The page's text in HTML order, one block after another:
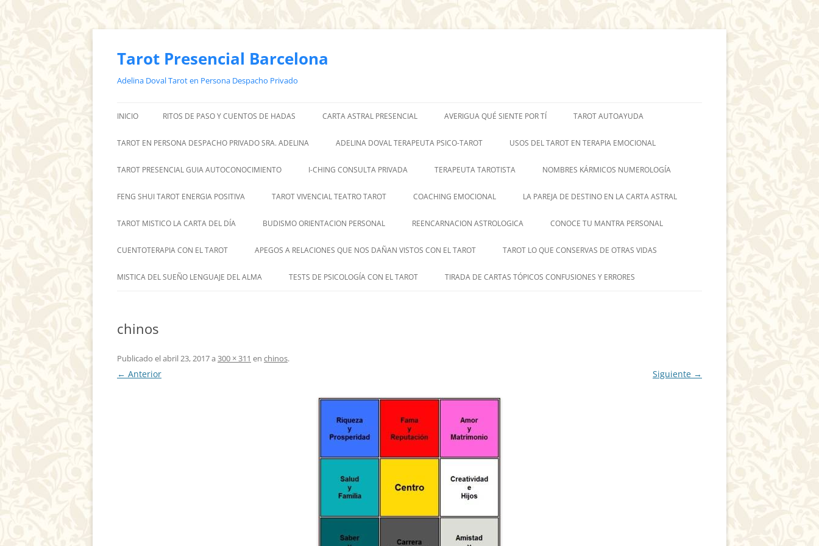
Saltar
Tarot Presencial Barcelona
Adelina Doval Tarot en Persona Despacho Privado
INICIO RITOS DE PASO Y CUENTOS DE HADAS CARTA ASTRAL PRESENCIAL AVERIGUA QUÉ SIENTE POR TÍ TAROT AUTOAYUDA
TAROT EN PERSONA DESPACHO PRIVADO SRA. ADELINA ADELINA DOVAL TERAPEUTA PSICO-TAROT USOS DEL TAROT EN TERAPIA EMOCIONAL
TAROT PRESENCIAL GUIA AUTOCONOCIMIENTO I-CHING CONSULTA PRIVADA TERAPEUTA TAROTISTA NOMBRES KÁRMICOS NUMEROLOGÍA
FENG SHUI TAROT ENERGIA POSITIVA TAROT VIVENCIAL TEATRO TAROT COACHING EMOCIONAL LA PAREJA DE DESTINO EN LA CARTA ASTRAL
TAROT MISTICO LA CARTA DEL DÍA BUDISMO ORIENTACION PERSONAL REENCARNACION ASTROLOGICA CONOCE TU MANTRA PERSONAL
CUENTOTERAPIA CON EL TAROT APEGOS A RELACIONES QUE NOS DAÑAN VISTOS CON EL TAROT TAROT LO QUE CONSERVAS DE OTRAS VIDAS
MISTICA DEL SUEÑO LENGUAJE DEL ALMA TESTS DE PSICOLOGÍA CON EL TAROT TIRADA DE CARTAS TÓPICOS CONFUSIONES Y ERRORES
chinos
Publicado elabril 23, 2017a 300 × 311 en chinos.
← Anterior Siguiente →